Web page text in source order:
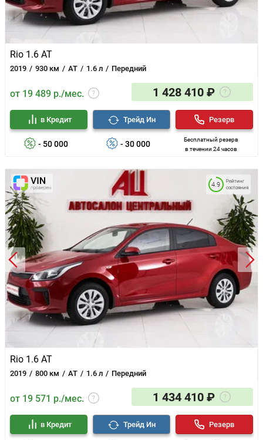
Rio 1.6 AT
2019 930 км AT 1.6 л Передний
от 19 489 р./мес. 1 428 410 ₽
- 50 000
в Кредит
- 30 000
Трейд Ин
Бесплатный резерв
в течении 24 часов
Резерв
Rio 1.6 AT
2019 800 км AT 1.6 л Передний
Рейтинг
состояния
4.9
от 19 571 р./мес. 1 434 410 ₽
в Кредит Трейд Ин Резерв